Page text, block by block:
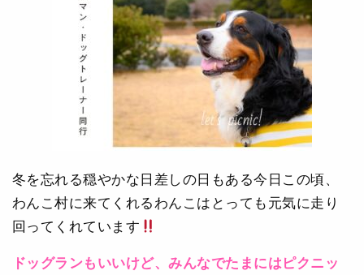
冬を忘れる穏やかな日差しの日もある今日この頃、
わんこ村に来てくれるわんこはとっても元気に走り
回ってくれています
ドッグランもいいけど、みんなでたまにはピクニッ